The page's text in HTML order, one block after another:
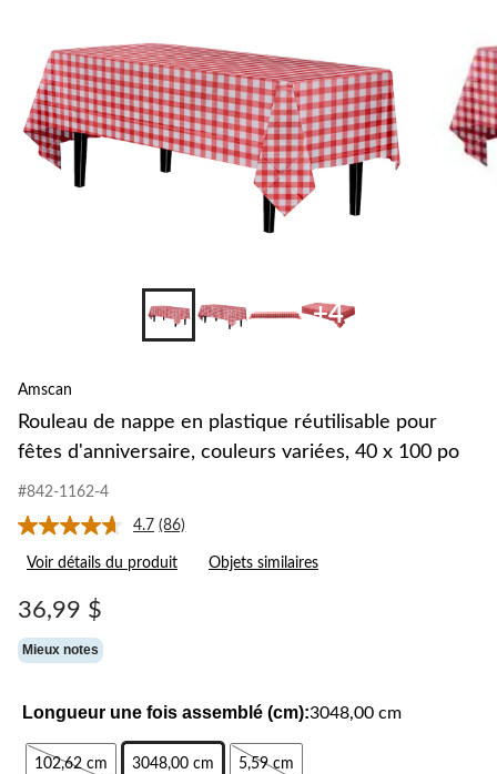
+4
Amscan
Rouleau de nappe en plastique réutilisable pour
fêtes d'anniversaire, couleurs variées, 40 x 100 po
#842-1162-4
4.7 Lire
les
86
(86)
Voir détails du produit Objets similaires
36,99 $
Mieux notes
Longueur une fois assemblé (cm):3048,00 cm
102,62 cm 3048,00 cm 5,59 cm